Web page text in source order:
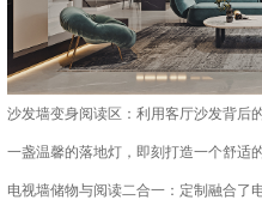
沙发墙变身阅读区：利用客厅沙发背后
一盏温馨的落地灯，即刻打造一个舒适
电视墙储物与阅读二合一：定制融合了